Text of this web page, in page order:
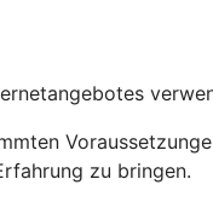
zu bringen.